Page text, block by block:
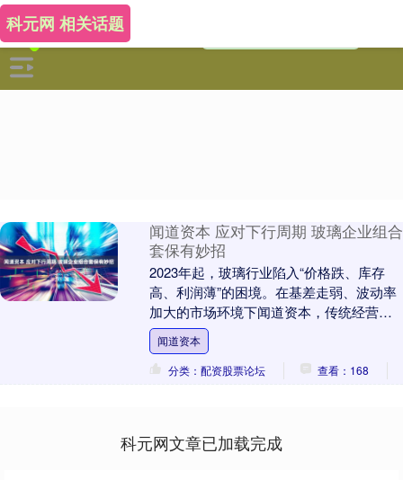
科元网 相关话题
闻道资本 应对下行周期 玻璃企业组合
套保有妙招
2023年起，玻璃行业陷入“价格跌、库存
高、利润薄”的困境。在基差走弱、波动率
加大的市场环境下闻道资本，传统经营模
式难以应对“低估值+现货亏损”的双重压
力。在前....
闻道资本
分类：配资股票论坛
查看：168
科元网文章已加载完成